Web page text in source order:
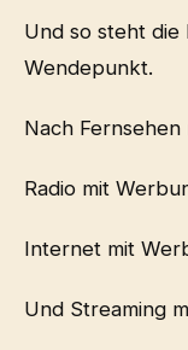
Und so steht die
Wendepunkt.
Nach
Radio mit
Internet mit
Und Streaming